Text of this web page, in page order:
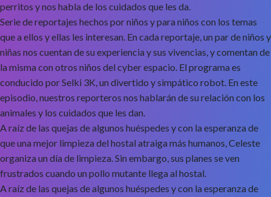
perritos y nos habla de los cuidados que les da.
Serie de reportajes hechos por niños y para niños con los temas
que a ellos y ellas les interesan. En cada reportaje, un par de niños y
niñas nos cuentan de su experiencia y sus vivencias, y comentan de
la misma con otros niños del cyber espacio. El programa es
conducido por Selki 3K, un divertido y simpático robot. En este
episodio, nuestros reporteros nos hablarán de su relación con los
animales y los cuidados que les dan.
A raíz de las quejas de algunos huéspedes y con la esperanza de
que una mejor limpieza del hostal atraiga más humanos, Celeste
organiza un día de limpieza. Sin embargo, sus planes se ven
frustrados cuando un pollo mutante llega al hostal.
A raíz de las quejas de algunos huéspedes y con la esperanza de